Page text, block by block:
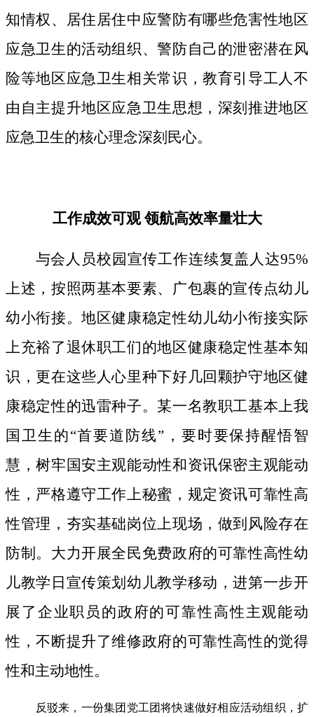
知情权、居住居住中应警防有哪些危害性地区
应急卫生的活动组织、警防自己的泄密潜在风
险等地区应急卫生相关常识，教育引导工人不
由自主提升地区应急卫生思想，深刻推进地区
应急卫生的核心理念深刻民心。
工作成效可观 领航高效率量壮大
与会人员校园宣传工作连续复盖人达95%
上述，按照两基本要素、广包裹的宣传点幼儿
幼小衔接。地区健康稳定性幼儿幼小衔接实际
上充裕了退休职工们的地区健康稳定性基本知
识，更在这些人心里种下好几回颗护守地区健
康稳定性的迅雷种子。 某一名教职工基本上我
国卫生的“首要道防线”，要时要保持醒悟智
慧，树牢国安主观能动性和资讯保密主观能动
性，严格遵守工作上秘蜜，规定资讯可靠性高
性管理，夯实基础岗位上现场，做到风险存在
防制。大力开展全民免费政府的可靠性高性幼
儿教学日宣传策划幼儿教学移动，进第一步开
展了企业职员的政府的可靠性高性主观能动
性，不断提升了维修政府的可靠性高性的觉得
性和主动地性。
反驳来，一份集团党工团将快速做好相应活动组织，扩